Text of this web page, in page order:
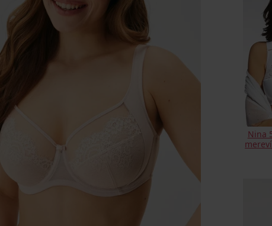
Nina